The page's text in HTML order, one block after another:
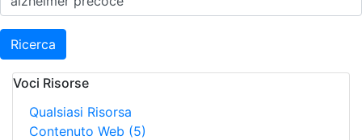
Ricerca
Voci Risorse
Qualsiasi Risorsa
Contenuto Web (5)